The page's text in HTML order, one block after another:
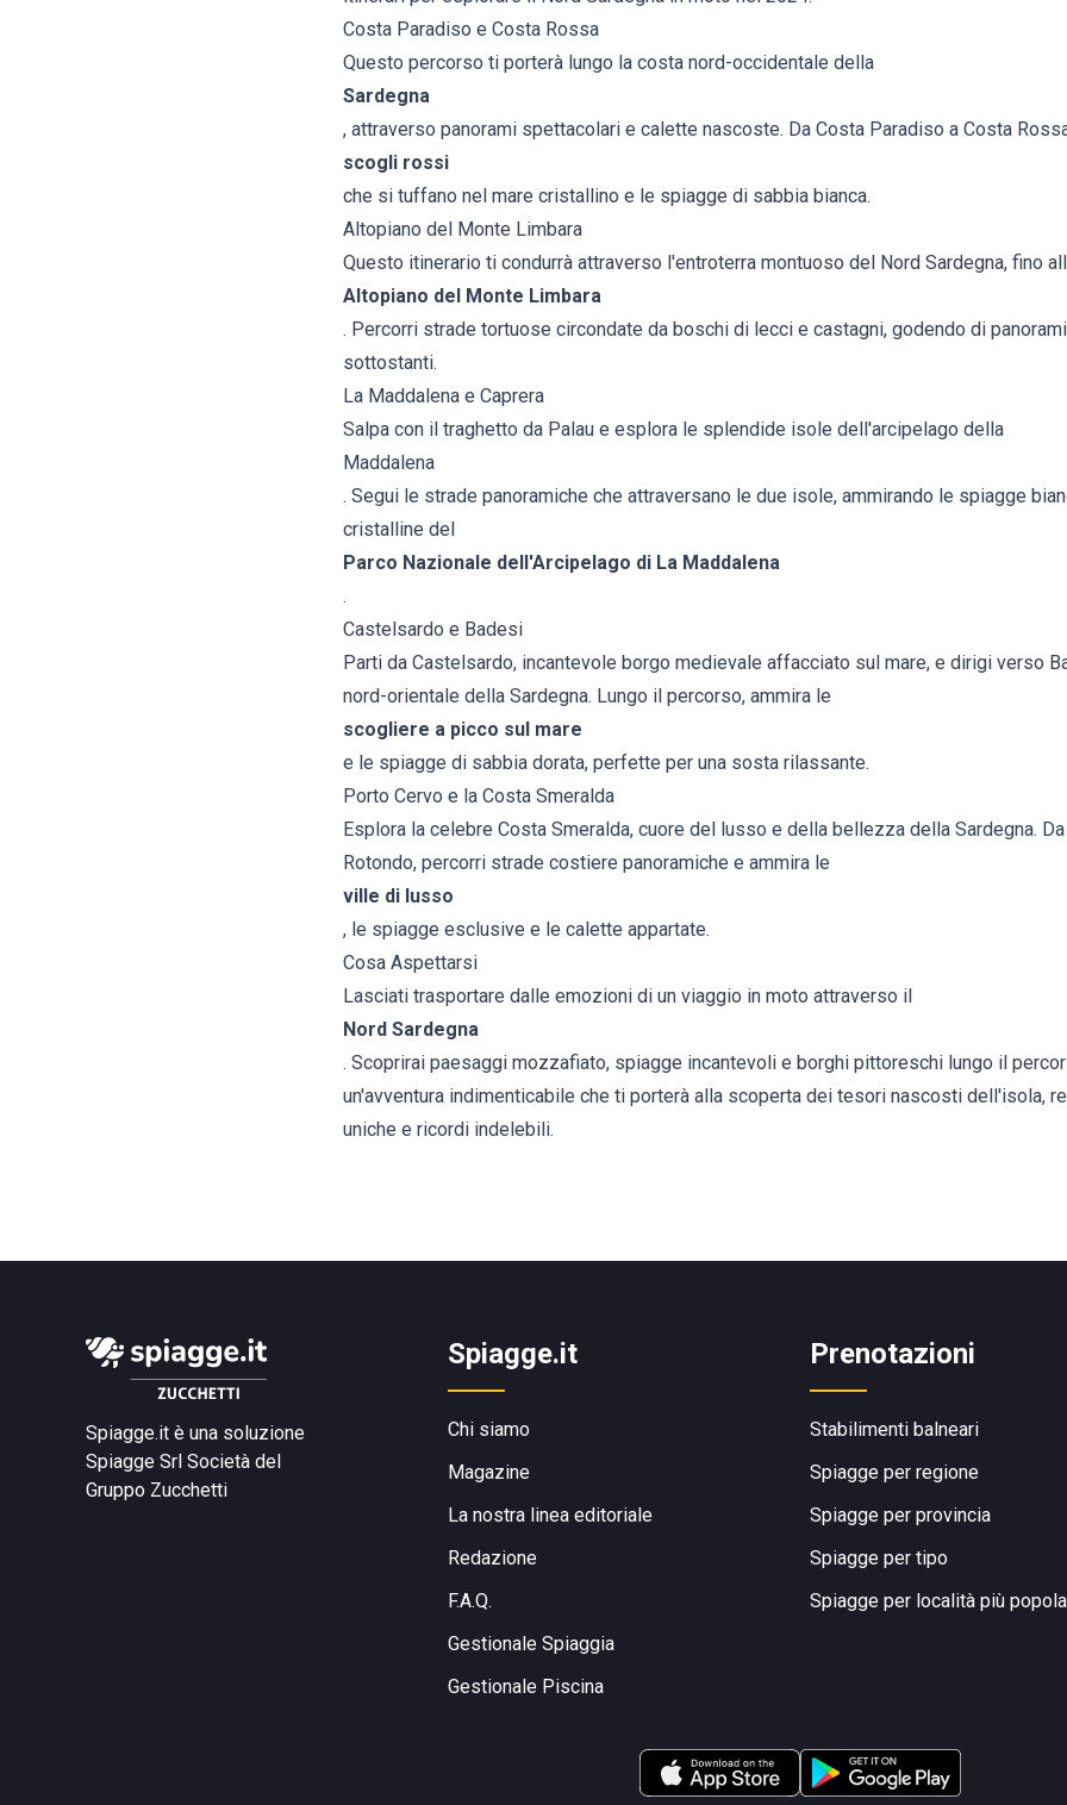
Costa Paradiso e Costa Rossa
Questo percorso ti porterà lungo la costa nord-occidentale della
Sardegna
, attraverso panorami spettacolari e calette nascoste. Da Costa Paradiso a Costa
scogli rossi
che si tuffano nel mare cristallino e le spiagge di sabbia bianca.
Altopiano del Monte Limbara
Questo itinerario ti condurrà attraverso l'entroterra montuoso del Nord Sardegna, fino
Altopiano del Monte Limbara
. Percorri strade tortuose circondate da boschi di lecci e castagni, godendo di
sottostanti.
La Maddalena e Caprera
Salpa con il traghetto da Palau e esplora le splendide isole dell'arcipelago della
Maddalena
. Segui le strade panoramiche che attraversano le due isole, ammirando le spiagge
cristalline del
Parco Nazionale dell'Arcipelago di La Maddalena
.
Castelsardo e Badesi
Parti da Castelsardo, incantevole borgo medievale affacciato sul mare, e dirigi verso
nord-orientale della Sardegna. Lungo il percorso, ammira le
scogliere a picco sul mare
e le spiagge di sabbia dorata, perfette per una sosta rilassante.
Porto Cervo e la Costa Smeralda
Esplora la celebre Costa Smeralda, cuore del lusso e della bellezza della Sardegna.
Rotondo, percorri strade costiere panoramiche e ammira le
ville di lusso
, le spiagge esclusive e le calette appartate.
Cosa Aspettarsi
Lasciati trasportare dalle emozioni di un viaggio in moto attraverso il
Nord Sardegna
. Scoprirai paesaggi mozzafiato, spiagge incantevoli e borghi pittoreschi lungo il
un'avventura indimenticabile che ti porterà alla scoperta dei tesori nascosti dell'isola,
uniche e ricordi indelebili.
Spiagge.it è una soluzione
Spiagge Srl Società del
Gruppo Zucchetti
Spiagge.it
Chi siamo
Magazine
La nostra linea editoriale
Redazione
F.A.Q.
Gestionale Spiaggia
Gestionale Piscina
Prenotazioni
Stabilimenti balneari
Spiagge per regione
Spiagge per provincia
Spiagge per tipo
Spiagge per località più